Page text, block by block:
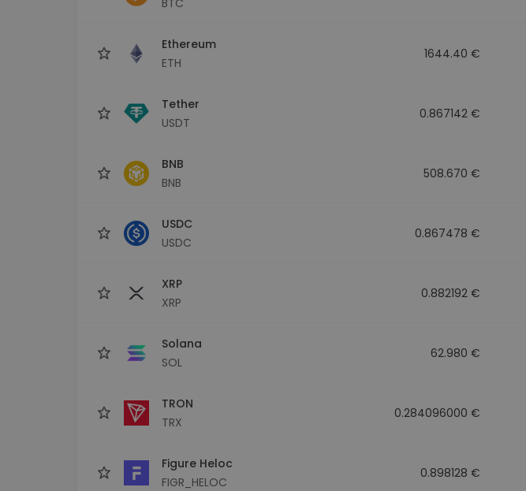
Ethereum
ETH
1644.40 €
Tether
USDT
0.867142 €
BNB
BNB
508.670 €
USDC
USDC
0.867478 €
XRP
XRP
0.882192 €
Solana
SOL
62.980 €
TRON
TRX
0.284096000 €
Figure Heloc
FIGR_HELOC
0.898128 €